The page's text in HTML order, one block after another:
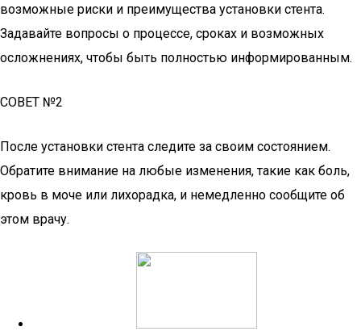
возможные риски и преимущества установки стента.
Задавайте вопросы о процессе, сроках и возможных
осложнениях, чтобы быть полностью информированным.
СОВЕТ №2
После установки стента следите за своим состоянием.
Обратите внимание на любые изменения, такие как боль,
кровь в моче или лихорадка, и немедленно сообщите об
этом врачу.